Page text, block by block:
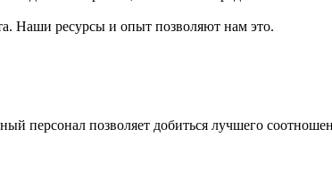
Наши ресурсы и опыт позволяют нам это.
персонал позволяет добиться лучшего